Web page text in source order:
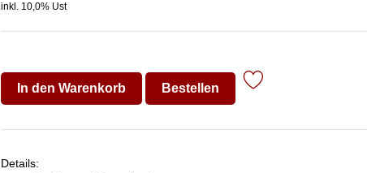
inkl. 10,0% Ust
In den Warenkorb Bestellen
Details: